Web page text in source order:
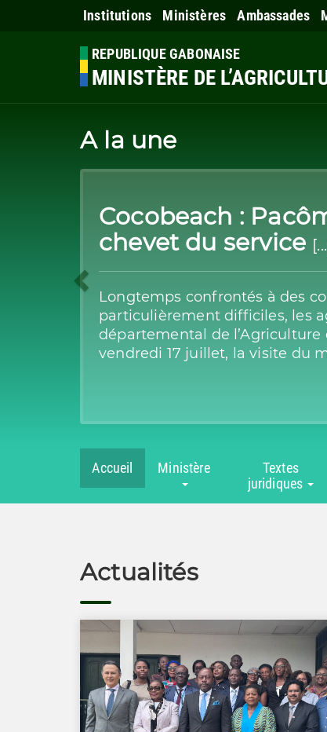
Institutions Ministères Ambassades
REPUBLIQUE GABONAISE
MINISTÈRE DE
A la une
Cocobeach :
chevet du service
Longtemps confrontés à des
particulièrement difficiles, les
départemental de l’Agriculture
vendredi 17 juillet, la visite du
Previous
Accueil Ministère
Textes
juridiques
Actualités